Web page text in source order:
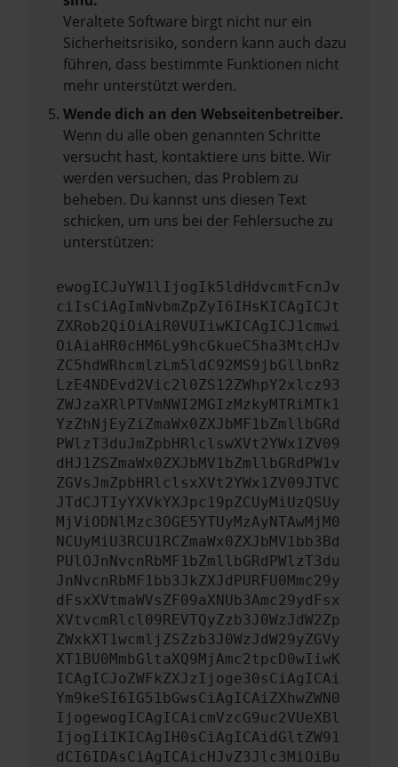
Veraltete Software birgt nicht nur ein
Sicherheitsrisiko, sondern kann auch dazu
führen, dass bestimmte Funktionen nicht
mehr unterstützt werden.
Wende dich an den Webseitenbetreiber.
Wenn du alle oben genannten Schritte
versucht hast, kontaktiere uns bitte. Wir
werden versuchen, das Problem zu
beheben. Du kannst uns diesen Text
schicken, um uns bei der Fehlersuche zu
unterstützen:
ewogICJuYW1lIjogIk5ldHdvcmtFcnJv
ciIsCiAgImNvbmZpZyI6IHsKICAgICJt
ZXRob2QiOiAiR0VUIiwKICAgICJ1cmwi
OiAiaHR0cHM6Ly9hcGkueC5ha3MtcHJv
ZC5hdWRhcmlzLm5ldC92MS9jbGllbnRz
LzE4NDEvd2Vic2l0ZS12ZWhpY2xlcz93
ZWJzaXRlPTVmNWI2MGIzMzkyMTRiMTk1
YzZhNjEyZiZmaWx0ZXJbMF1bZmllbGRd
PWlzT3duJmZpbHRlclswXVt2YWx1ZV09
dHJ1ZSZmaWx0ZXJbMV1bZmllbGRdPW1v
ZGVsJmZpbHRlclsxXVt2YWx1ZV09JTVC
JTdCJTIyYXVkYXJpc19pZCUyMiUzQSUy
MjViODNlMzc3OGE5YTUyMzAyNTAwMjM0
NCUyMiU3RCU1RCZmaWx0ZXJbMV1bb3Bd
PUlOJnNvcnRbMF1bZmllbGRdPWlzT3du
JnNvcnRbMF1bb3JkZXJdPURFU0Mmc29y
dFsxXVtmaWVsZF09aXNUb3Amc29ydFsx
XVtvcmRlcl09REVTQyZzb3J0WzJdW2Zp
ZWxkXT1wcmljZSZzb3J0WzJdW29yZGVy
XT1BU0MmbGltaXQ9MjAmc2tpcD0wIiwK
ICAgICJoZWFkZXJzIjoge30sCiAgICAi
Ym9keSI6IG51bGwsCiAgICAiZXhwZWN0
IjogewogICAgICAicmVzcG9uc2VUeXBl
IjogIiIKICAgIH0sCiAgICAidGltZW91
dCI6IDAsCiAgICAicHJvZ3Jlc3MiOiBu